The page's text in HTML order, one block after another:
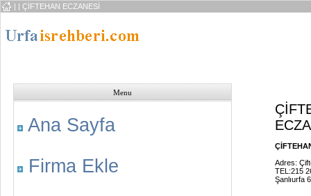
| | ÇİFTEHAN ECZANESİ
Menu
Ana Sayfa
Firma Ekle
Adres:
TEL:215
Şanlıurfa